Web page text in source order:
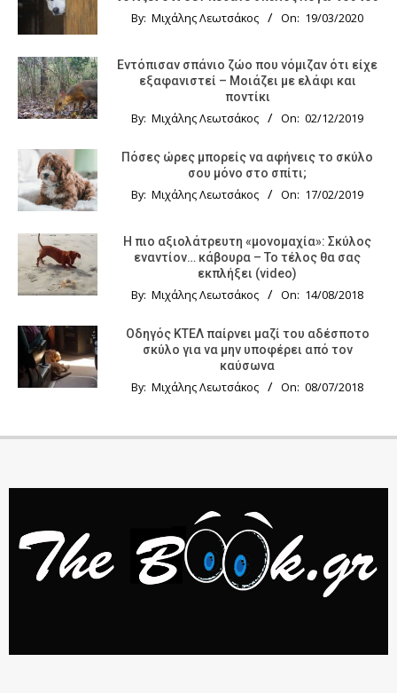
By: Μιχάλης Λεωτσάκος On: 19/03/2020
Εντόπισαν σπάνιο ζώο που νόμιζαν ότι είχε
εξαφανιστεί – Μοιάζει με ελάφι και
ποντίκι
By: Μιχάλης Λεωτσάκος On: 02/12/2019
Πόσες ώρες μπορείς να αφήνεις το σκύλο
σου μόνο στο σπίτι;
By: Μιχάλης Λεωτσάκος On: 17/02/2019
Η πιο αξιολάτρευτη «μονομαχία»: Σκύλος
εναντίον… κάβουρα – Το τέλος θα σας
εκπλήξει (video)
By: Μιχάλης Λεωτσάκος On: 14/08/2018
Οδηγός KTΕΛ παίρνει μαζί του αδέσποτο
σκύλο για να μην υποφέρει από τον
καύσωνα
By: Μιχάλης Λεωτσάκος On: 08/07/2018